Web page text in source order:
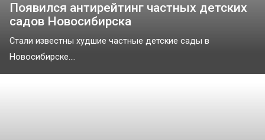
Появился антирейтинг частных детских
садов Новосибирска
Стали известны худшие частные детские сады в
Новосибирске....